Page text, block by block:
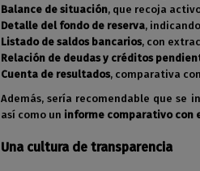
Balance de situación, que recoja
Detalle del fondo de reserva,
Listado de saldos bancarios, con
Relación de deudas y créditos
Cuenta de resultados, comparativa
Además, sería recomendable que se
así como un informe comparativo con
Una cultura de transparencia